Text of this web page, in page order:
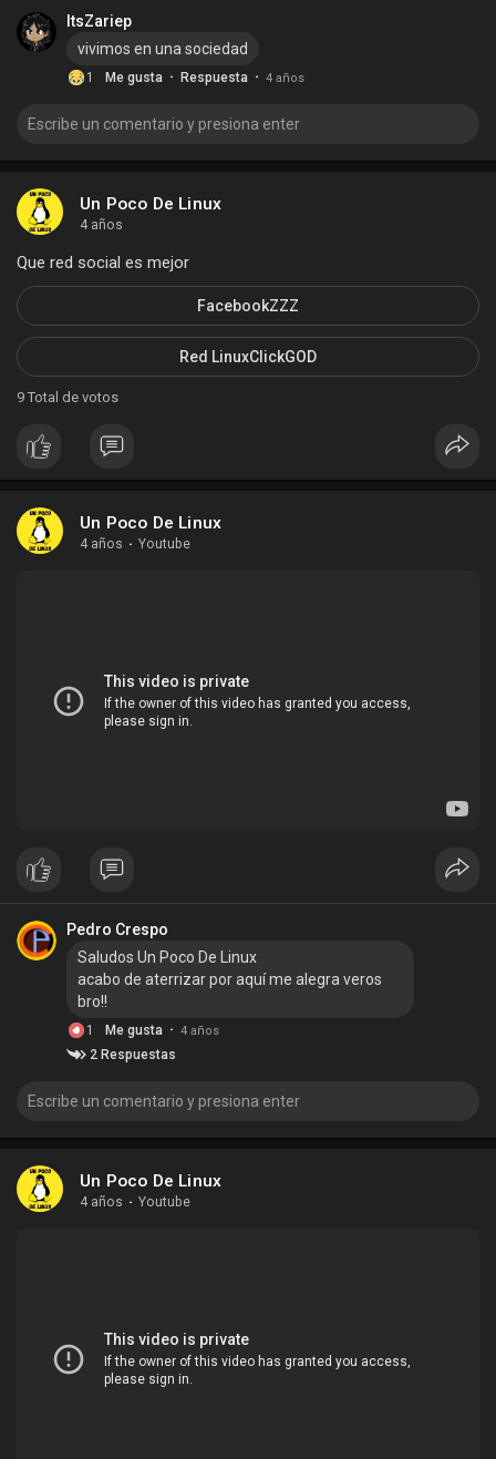
ItsZariep
vivimos en una sociedad
1 Me gusta · Respuesta · 4 años
Un Poco De Linux
4 años
Que red social es mejor
FacebookZZZ
Red LinuxClickGOD
9 Total de votos
Un Poco De Linux
4 años · Youtube
Pedro Crespo
Saludos Un Poco De Linux
acabo de aterrizar por aquí me alegra veros
bro!!
1 Me gusta · 4 años
2 Respuestas
Un Poco De Linux
4 años · Youtube